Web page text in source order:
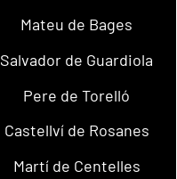
Mateu de Bages
Salvador de Guardiola
Pere de Torelló
Castellví de Rosanes
Martí de Centelles